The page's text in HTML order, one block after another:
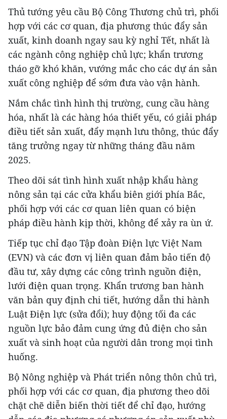
Thủ tướng yêu cầu Bộ Công Thương chủ trì, phối
hợp với các cơ quan, địa phương thúc đẩy sản
xuất, kinh doanh ngay sau kỳ nghỉ Tết, nhất là
các ngành công nghiệp chủ lực; khẩn trương
tháo gỡ khó khăn, vướng mắc cho các dự án sản
xuất công nghiệp để sớm đưa vào vận hành.
Nắm chắc tình hình thị trường, cung cầu hàng
hóa, nhất là các hàng hóa thiết yếu, có giải pháp
điều tiết sản xuất, đẩy mạnh lưu thông, thúc đẩy
tăng trưởng ngay từ những tháng đầu năm
2025.
Theo dõi sát tình hình xuất nhập khẩu hàng
nông sản tại các cửa khẩu biên giới phía Bắc,
phối hợp với các cơ quan liên quan có biện
pháp điều hành kịp thời, không để xảy ra ùn ứ.
Tiếp tục chỉ đạo Tập đoàn Điện lực Việt Nam
(EVN) và các đơn vị liên quan đảm bảo tiến độ
đầu tư, xây dựng các công trình nguồn điện,
lưới điện quan trọng. Khẩn trương ban hành
văn bản quy định chi tiết, hướng dẫn thi hành
Luật Điện lực (sửa đổi); huy động tối đa các
nguồn lực bảo đảm cung ứng đủ điện cho sản
xuất và sinh hoạt của người dân trong mọi tình
huống.
Bộ Nông nghiệp và Phát triển nông thôn chủ trì,
phối hợp với các cơ quan, địa phương theo dõi
chặt chẽ diễn biến thời tiết để chỉ đạo, hướng